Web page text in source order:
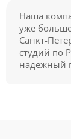
Наша
уже
Санкт-
студий по
надежный